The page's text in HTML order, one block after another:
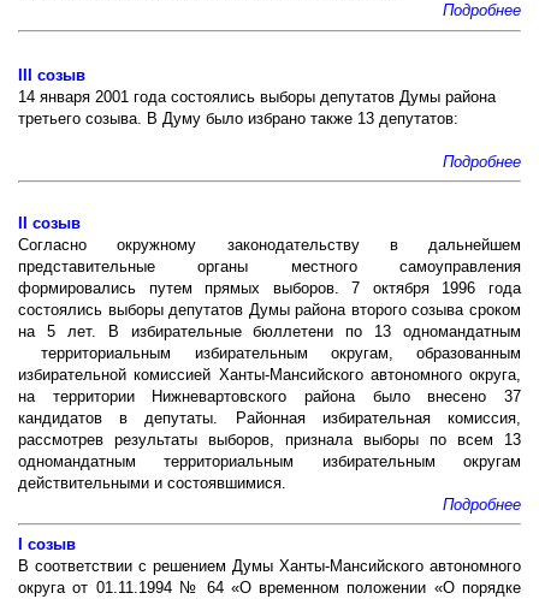
Подробнее
III созыв
14 января 2001 года состоялись выборы депута­тов Думы района
третьего созыва. В Думу было избрано так­же 13 депутатов:
Подробнее
II созыв
Согласно окружному законодательству в даль­нейшем
представительные органы местного само­управления
формировались путем прямых выборов. 7 октября 1996 года
состоялись выборы депута­тов Думы района второго созыва сроком
на 5 лет. В избирательные бюллетени по 13 одномандатным
территориальным избирательным округам, образованным
избирательной комиссией Ханты-Мансийского автономного округа,
на территории Нижневартовского района было внесено 37
кандидатов в депутаты. Районная избирательная комиссия,
рассмотрев результаты выборов, признала выборы по всем 13
одномандатным территориальным избирательным округам
действительными и состоявшимися.
Подробнее
I созыв
В соответствии с решением Думы Ханты-Мансийского автономного
округа от 01.11.1994 № 64 «О временном положении «О порядке